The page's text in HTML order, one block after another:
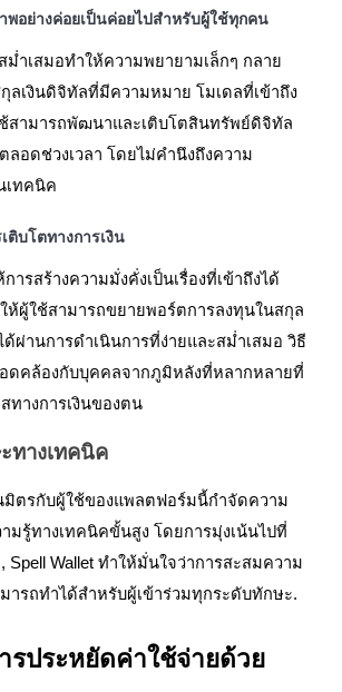
ข่งขันทุกวัน
ละเข้าถึงได้ทันที
พอย่างค่อยเป็นค่อยไปสำหรับผู้ใช้ทุกคน
ม่ำเสมอทำให้ความพยายามเล็กๆ กลาย
ลเงินดิจิทัลที่มีความหมาย โมเดลที่เข้าถึง
สามารถพัฒนาและเติบโตสินทรัพย์ดิจิทัล
ลอดช่วงเวลา โดยไม่คำนึงถึงความ
เทคนิค
ติบโตทางการเงิน
การสร้างความมั่งคั่งเป็นเรื่องที่เข้าถึงได้
ห้ผู้ใช้สามารถขยายพอร์ตการลงทุนในสกุล
ผ่านการดำเนินการที่ง่ายและสม่ำเสมอ วิธี
ดคล้องกับบุคคลจากภูมิหลังที่หลากหลายที่
ทางการเงินของตน
ทางเทคนิค
มิตรกับผู้ใช้ของแพลตฟอร์มนี้กำจัดความ
มรู้ทางเทคนิคขั้นสูง โดยการมุ่งเน้นไปที่
Spell Wallet ทำให้มั่นใจว่าการสะสมความ
ารถทำได้สำหรับผู้เข้าร่วมทุกระดับทักษะ.
รประหยัดค่าใช้จ่ายด้วย